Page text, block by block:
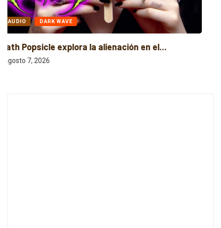
ALTERNATIVO AUDIO
Cuatro canciones independientes entre folk, rock
y...